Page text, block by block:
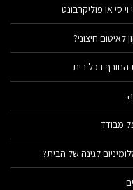
סי או פוליקרבונט
חיצוני?
בכל בית
מבודד
לגינה של הבית?